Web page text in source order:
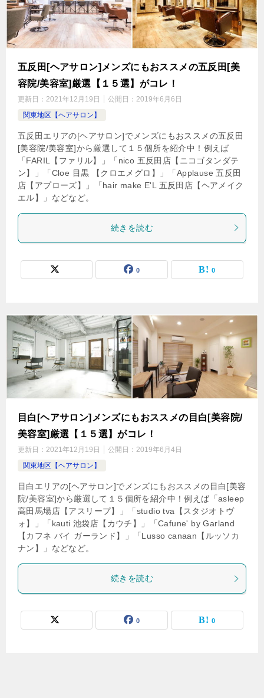
五反田[ヘアサロン]メンズにもおススメの五反田[美
容院/美容室]厳選【１５選】がコレ！
更新日： 2021年12月19日 公開日： 2019年6月6日
関東地区【ヘアサロン】
五反田エリアの[ヘアサロン]でメンズにもおススメの五反田
[美容院/美容室]から厳選して１５個所を紹介中！例えば
「FARIL【ファリル】」「nico 五反田店【ニコゴタンダテ
ン】」「Cloe 目黒 【クロエメグロ】」「Applause 五反田
店【アプローズ】」「hair make E'L 五反田店【ヘアメイク
エル】」などなど。
続きを読む
0 0
目白[ヘアサロン]メンズにもおススメの目白[美容院/
美容室]厳選【１５選】がコレ！
更新日： 2021年12月19日 公開日： 2019年6月4日
関東地区【ヘアサロン】
目白エリアの[ヘアサロン]でメンズにもおススメの目白[美容
院/美容室]から厳選して１５個所を紹介中！例えば「asleep
高田馬場店【アスリープ】」「studio tva【スタジオトヴ
ォ】」「kauti 池袋店【カウチ】」「Cafune' by Garland
【カフネ バイ ガーランド】」「Lusso canaan【ルッソカ
ナン】」などなど。
続きを読む
0 0